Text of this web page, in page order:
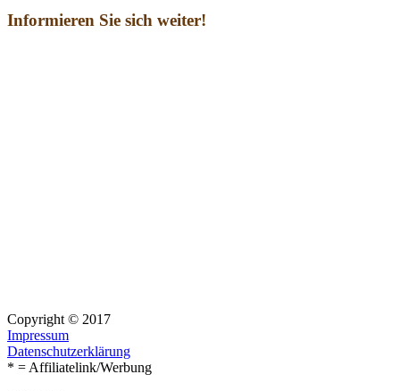
Informieren Sie sich weiter!
Copyright © 2017
Impressum
Datenschutzerklärung
* = Affiliatelink/Werbung